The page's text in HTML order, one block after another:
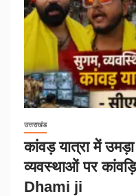
उत्तराखंड
कांवड़ यात्रा में
व्यवस्थाओं पर
Dhami ji